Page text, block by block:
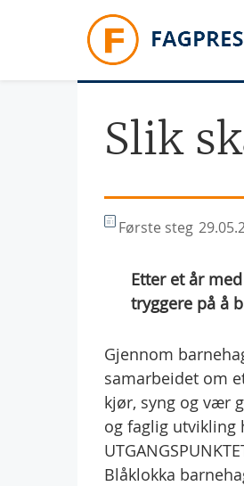
Slik
Første steg
Etter et år
tryggere på å
Gjennom
samarbeidet om
kjør, syng og vær
og faglig utvikling
Blåklokka